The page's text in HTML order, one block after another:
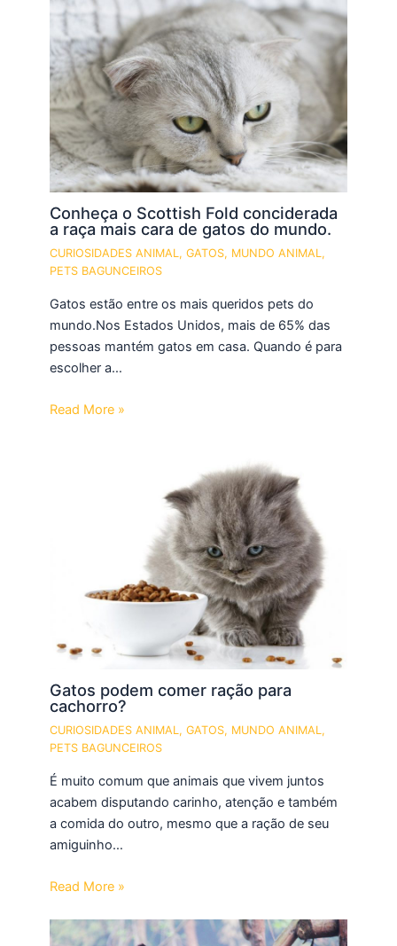
Conheça o Scottish Fold conciderada
a raça mais cara de gatos do mundo.
CURIOSIDADES ANIMAL,GATOS, MUNDO ANIMAL,
PETS BAGUNCEIROS
Gatos estão entre os mais queridos pets do
mundo.Nos Estados Unidos, mais de 65% das
pessoas mantém gatos em casa. Quando é para
escolher a…
Read More »
Gatos podem comer ração para
cachorro?
CURIOSIDADES ANIMAL,GATOS, MUNDO ANIMAL,
PETS BAGUNCEIROS
É muito comum que animais que vivem juntos
acabem disputando carinho, atenção e também
a comida do outro, mesmo que a ração de seu
amiguinho…
Read More »